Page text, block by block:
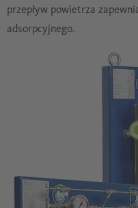
przepływ powietrza
adsorpcyjnego.